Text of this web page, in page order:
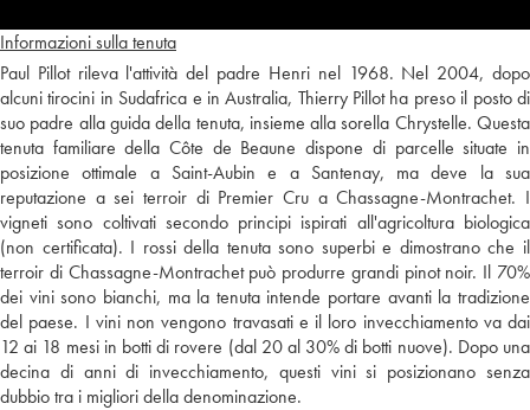
Informazioni sulla tenuta
Paul Pillot rileva l'attività del padre Henri nel 1968. Nel 2004, dopo
alcuni tirocini in Sudafrica e in Australia, Thierry Pillot ha preso il posto di
suo padre alla guida della tenuta, insieme alla sorella Chrystelle. Questa
tenuta familiare della Côte de Beaune dispone di parcelle situate in
posizione ottimale a Saint-Aubin e a Santenay, ma deve la sua
reputazione a sei terroir di Premier Cru a Chassagne-Montrachet. I
vigneti sono coltivati secondo principi ispirati all'agricoltura biologica
(non certificata). I rossi della tenuta sono superbi e dimostrano che il
terroir di Chassagne-Montrachet può produrre grandi pinot noir. Il 70%
dei vini sono bianchi, ma la tenuta intende portare avanti la tradizione
del paese. I vini non vengono travasati e il loro invecchiamento va dai
12 ai 18 mesi in botti di rovere (dal 20 al 30% di botti nuove). Dopo una
decina di anni di invecchiamento, questi vini si posizionano senza
dubbio tra i migliori della denominazione.